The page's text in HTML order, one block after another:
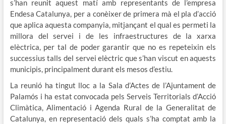
s’han reunit aquest matí amb representants de l’empresa
Endesa Catalunya, per a conèixer de primera mà el pla d’acció
que aplica aquesta companyia, mitjançant el qual es permeti la
millora del servei i de les infraestructures de la xarxa
elèctrica, per tal de poder garantir que no es repeteixin els
successius talls del servei elèctric que s’han viscut en aquests
municipis, principalment durant els mesos d’estiu.
La reunió ha tingut lloc a la Sala d’Actes de l’Ajuntament de
Palamós i ha estat convocada pels Serveis Territorials d’Acció
Climàtica, Alimentació i Agenda Rural de la Generalitat de
Catalunya, en representació dels quals s’ha comptat amb la